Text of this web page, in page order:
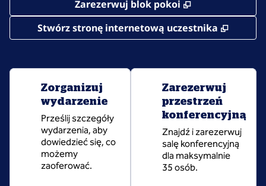
Zarezerwuj blok pokoi ,
Stwórz stronę internetową uczestnika
,
Zorganizuj
wydarzenie
Prześlij szczegóły
wydarzenia, aby
dowiedzieć się, co
możemy
zaoferować.
Zarezerwuj
przestrzeń
konferencyjną
Znajdź i zarezerwuj
salę konferencyjną
dla maksymalnie
35 osób.